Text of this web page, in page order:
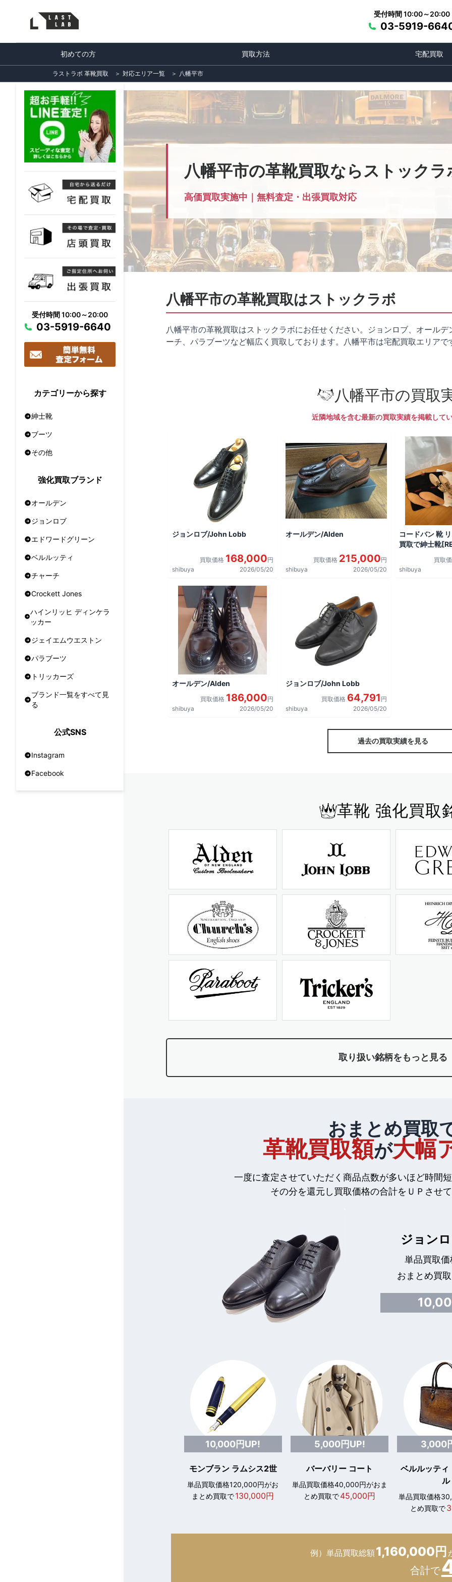
受付時間 10:00～20:00
03-5919-
初めての方 買取方法 宅配買取
ラストラボ 革靴買取 ＞ 対応エリア一覧 ＞ 八幡平市
受付時間 10:00～20:00
03-5919-6640
カテゴリーから探す
紳士靴
ブーツ
その他
強化買取ブランド
オールデン
ジョンロブ
エドワードグリーン
ベルルッティ
チャーチ
Crockett Jones
ハインリッヒ ディンケラ
ッカー
ジェイエムウエストン
パラブーツ
トリッカーズ
ブランド一覧をすべて見
る
公式SNS
Instagram
Facebook
八幡平市の革靴買取ならストックラ
高価買取実施中｜無料査定・出張買取対応
八幡平市の革靴買取はストックラボ
八幡平市の革靴買取はストックラボにお任せください。ジョンロブ、オール
ーチ、パラブーツなど幅広く買取しております。八幡平市は宅配買取エリアで
八幡平市の買取
近隣地域を含む最新の買取実績を掲載して
ジョンロブ/John Lobb
買取価格 168,000円
shibuya
2026/05/20
オールデン/Alden
買取価格 215,000円
shibuya
2026/05/20
コードバン 靴
買取で紳士靴
買取
shibuya
オールデン/Alden
買取価格 186,000円
shibuya
2026/05/20
ジョンロブ/John Lobb
買取価格 64,791 円
shibuya
2026/05/20
過去の買取実績を見る
革靴 強化買取
取り扱い銘柄をもっと見る
おまとめ買取
革靴買取額が大幅
一度に査定させていただく商品点数が多いほど時間
その分を還元し買取価格の合計をＵＰさせ
ジョン
単品買取
おまとめ買
10,000円UP!
モンブラン ラムシス2世
単品買取価格120,000円がお
まとめ買取で130,000円
5,000円UP!
バーバリー コート
単品買取価格40,000円がおま
とめ買取で45,000円
3,000
ベルルッティ
ル
単品買取価格
とめ買取で
例）単品買取総額1,160,000円
合計で